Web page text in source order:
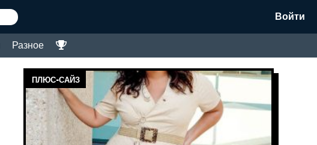
Войти
Разное
ПЛЮС-САЙЗ